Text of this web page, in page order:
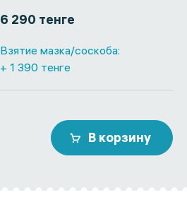
6 290 тенге
Взятие мазка/соскоба:
+ 1 390 тенге
В корзину